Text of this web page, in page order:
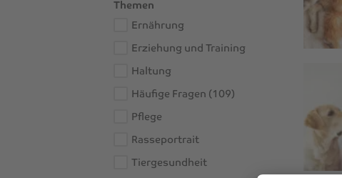
Themen
Ernährung
Erziehung und Training
Haltung
Häufige Fragen (109)
Pflege
Rasseportrait
Tiergesundheit